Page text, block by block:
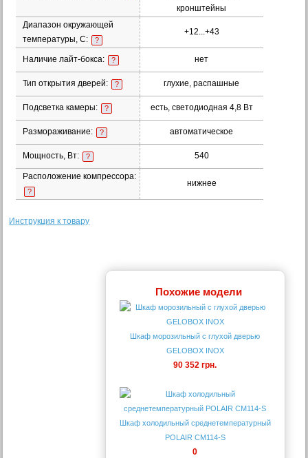
кронштейны
Диапазон окружающей
температуры, С:
?
+12...+43
Наличие лайт-бокса: ? нет
Тип открытия дверей: ? глухие, распашные
Подсветка камеры: ? есть, светодиодная 4,8 Вт
Размораживание: ? автоматическое
Мощность, Вт: ? 540
Расположение компрессора:
?
нижнее
Инструкция к товару
Похожие модели
Шкаф морозильный с глухой дверью
GELOBOX INOX
90 352 грн.
Шкаф холодильный среднетемпературный
POLAIR CM114-S
0